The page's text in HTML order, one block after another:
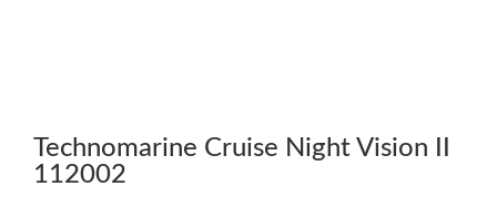
Technomarine Cruise Night Vision II
112002